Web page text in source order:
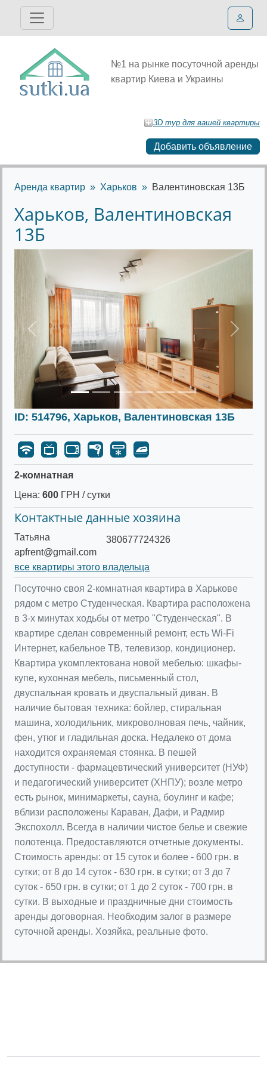
№1 на рынке посуточной аренды
квартир Киева и Украины
3D тур для вашей квартиры
Добавить объявление
Аренда квартир Харьков Валентиновская 13Б
Харьков, Валентиновская
13Б
Предыдущее
ID: 514796, Харьков, Валентиновская 13Б
2-комнатная
Цена: 600 ГРН / сутки
Контактные данные хозяина
Татьяна
apfrent@gmail.com
380677724326
все квартиры этого владельца
Посуточно своя 2-комнатная квартира в Харькове
рядом с метро Студенческая. Квартира расположена
в 3-х минутах ходьбы от метро "Студенческая". В
квартире сделан современный ремонт, есть Wi-Fi
Интернет, кабельное ТВ, телевизор, кондиционер.
Квартира укомплектована новой мебелью: шкафы-
купе, кухонная мебель, письменный стол,
двуспальная кровать и двуспальный диван. В
наличие бытовая техника: бойлер, стиральная
машина, холодильник, микроволновая печь, чайник,
фен, утюг и гладильная доска. Недалеко от дома
находится охраняемая стоянка. В пешей
доступности - фармацевтический университет (НУФ)
и педагогический университет (ХНПУ); возле метро
есть рынок, минимаркеты, сауна, боулинг и кафе;
вблизи расположены Караван, Дафи, и Радмир
Экспохолл. Всегда в наличии чистое белье и свежие
полотенца. Предоставляются отчетные документы.
Стоимость аренды: от 15 суток и более - 600 грн. в
сутки; от 8 до 14 суток - 630 грн. в сутки; от 3 до 7
суток - 650 грн. в сутки; от 1 до 2 суток - 700 грн. в
сутки. В выходные и праздничные дни стоимость
аренды договорная. Необходим залог в размере
суточной аренды. Хозяйка, реальные фото.